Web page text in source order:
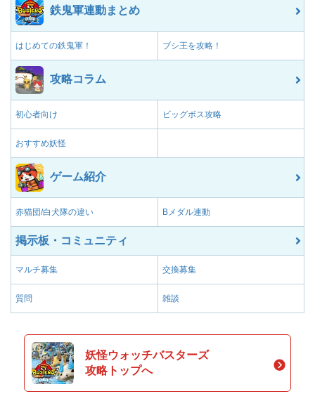
鉄鬼軍連動まとめ
はじめての鉄鬼軍！ ブシ王を攻略！
攻略コラム
初心者向け ビッグボス攻略
おすすめ妖怪
ゲーム紹介
赤猫団/白犬隊の違い Bメダル連動
掲示板・コミュニティ
マルチ募集 交換募集
質問 雑談
妖怪ウォッチバスターズ
攻略トップへ